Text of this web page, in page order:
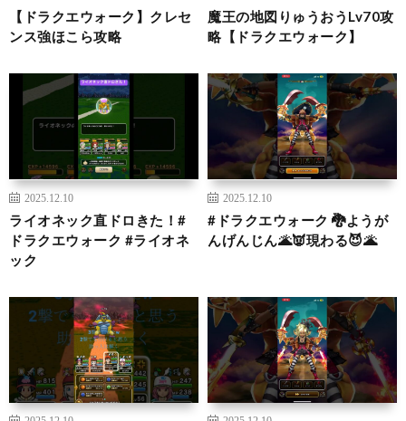
【ドラクエウォーク】クレセ
ンス強ほこら攻略
魔王の地図りゅうおうLv70攻
略【ドラクエウォーク】
2025.12.10
ライオネック直ドロきた！#
ドラクエウォーク #ライオネ
ック
2025.12.10
#ドラクエウォーク 🐉ようが
んげんじん🌋👿現わる😈🌋